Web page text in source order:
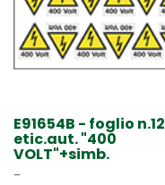
E91654B - foglio n.12
etic.aut. "400
VOLT"+simb.
-